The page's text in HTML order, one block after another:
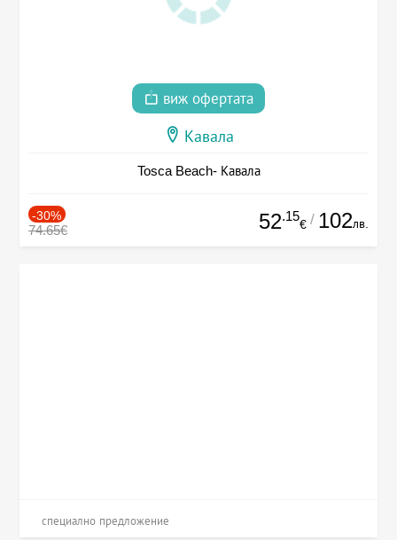
виж офертата
Кавала
Tosca Beach- Кавала
-30%
74.65€ 52.15
€ / 102лв.
специално предложение